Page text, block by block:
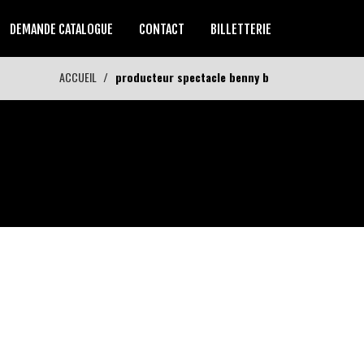
DEMANDE CATALOGUE CONTACT BILLETTERIE
ACCUEIL producteur spectacle benny b